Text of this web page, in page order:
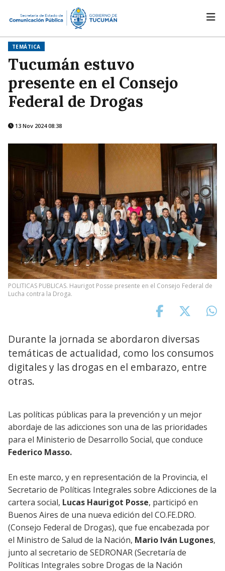
TEMÁTICA
Tucumán estuvo
presente en el Consejo
Federal de Drogas
13 Nov 2024 08:38
POLITICAS PUBLICAS. Haurigot Posse presente en el Consejo Federal de
Lucha contra la Droga.
Durante la jornada se abordaron diversas
temáticas de actualidad, como los consumos
digitales y las drogas en el embarazo, entre
otras.
Las políticas públicas para la prevención y un mejor
abordaje de las adicciones son una de las prioridades
para el Ministerio de Desarrollo Social, que conduce
Federico Masso.
En este marco, y en representación de la Provincia, el
Secretario de Políticas Integrales sobre Adicciones de la
cartera social, Lucas Haurigot Posse, participó en
Buenos Aires de una nueva edición del CO.FE.DRO.
(Consejo Federal de Drogas), que fue encabezada por
el Ministro de Salud de la Nación, Mario Iván Lugones,
junto al secretario de SEDRONAR (Secretaría de
Políticas Integrales sobre Drogas de la Nación